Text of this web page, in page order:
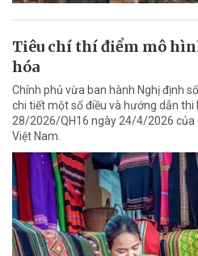
Tiêu chí thí điểm mô
hóa
Chính phủ vừa ban hành Nghị định
chi tiết một số điều và hướng dẫn thi
28/2026/QH16 ngày 24/4/2026 của
Việt Nam.